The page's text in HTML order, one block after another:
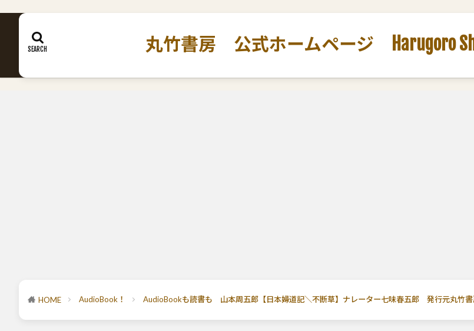
丸竹書房 公式ホームページ Harugoro
HOME AudioBook！ AudioBookも読書も 山本周五郎【日本婦道記＼不断草】ナレーター七味春五郎 発行元丸竹